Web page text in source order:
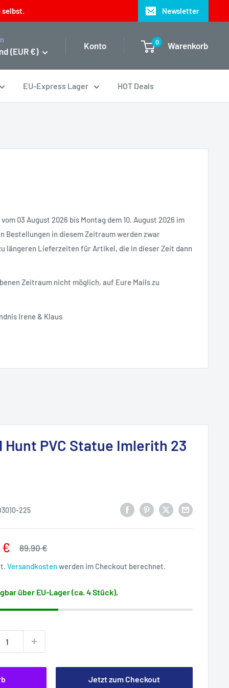
selbst. Newsletter
(EUR €)
Konto 0 Warenkorb
EU-Express Lager HOT Deals
03 August 2026 bis Montag dem 10. August 2026 im
Bestellungen in diesem Zeitraum werden zwar
längeren Lieferzeiten für Artikel, die in dieser Zeit dann
Zeitraum nicht möglich, auf Eure Mails zu
Irene & Klaus
Hunt PVC Statue Imlerith 23
225
€ Normalpreis
89,90 €
Versandkostenwerden im Checkout berechnet.
über EU-Lager (ca. 4 Stück),
Jetzt zum Checkout